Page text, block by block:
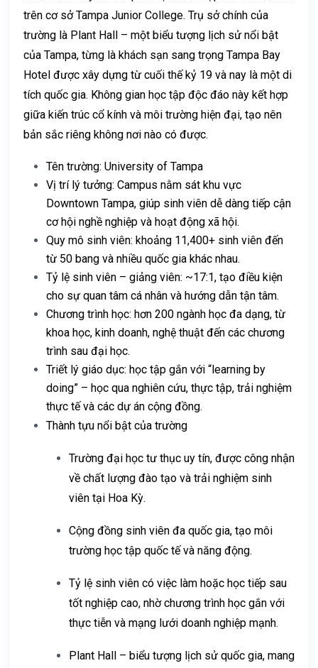
trên cơ sở Tampa Junior College. Trụ sở chính của
trường là Plant Hall – một biểu tượng lịch sử nổi bật
của Tampa, từng là khách sạn sang trọng Tampa Bay
Hotel được xây dựng từ cuối thế kỷ 19 và nay là một di
tích quốc gia. Không gian học tập độc đáo này kết hợp
giữa kiến trúc cổ kính và môi trường hiện đại, tạo nên
bản sắc riêng không nơi nào có được.
Tên trường: University of Tampa
Vị trí lý tưởng: Campus nằm sát khu vực
Downtown Tampa, giúp sinh viên dễ dàng tiếp cận
cơ hội nghề nghiệp và hoạt động xã hội.
Quy mô sinh viên: khoảng 11,400+ sinh viên đến
từ 50 bang và nhiều quốc gia khác nhau.
Tỷ lệ sinh viên – giảng viên: ~17:1, tạo điều kiện
cho sự quan tâm cá nhân và hướng dẫn tận tâm.
Chương trình học: hơn 200 ngành học đa dạng, từ
khoa học, kinh doanh, nghệ thuật đến các chương
trình sau đại học.
Triết lý giáo dục: học tập gắn với “learning by
doing” – học qua nghiên cứu, thực tập, trải nghiệm
thực tế và các dự án cộng đồng.
Thành tựu nổi bật của trường
Trường đại học tư thục uy tín, được công nhận
về chất lượng đào tạo và trải nghiệm sinh
viên tại Hoa Kỳ.
Cộng đồng sinh viên đa quốc gia, tạo môi
trường học tập quốc tế và năng động.
Tỷ lệ sinh viên có việc làm hoặc học tiếp sau
tốt nghiệp cao, nhờ chương trình học gắn với
thực tiễn và mạng lưới doanh nghiệp mạnh.
Plant Hall – biểu tượng lịch sử quốc gia, mang